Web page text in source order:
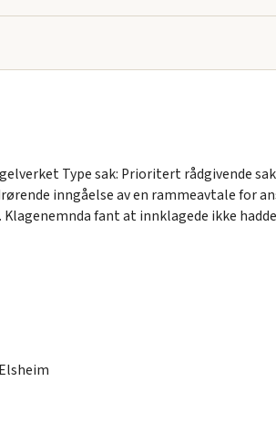
Type sak: Prioritert rådgivende
inngåelse av en rammeavtale for
fant at innklagede ikke